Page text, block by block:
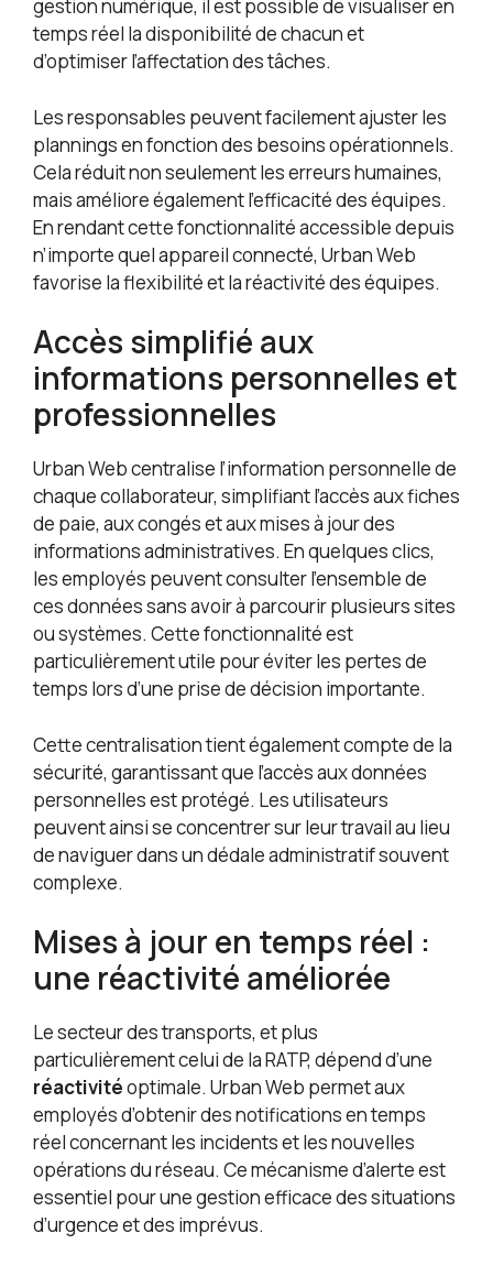
gestion numérique, il est possible de visualiser en
temps réel la disponibilité de chacun et
d’optimiser l’affectation des tâches.
Les responsables peuvent facilement ajuster les
plannings en fonction des besoins opérationnels.
Cela réduit non seulement les erreurs humaines,
mais améliore également l’efficacité des équipes.
En rendant cette fonctionnalité accessible depuis
n’importe quel appareil connecté, Urban Web
favorise la flexibilité et la réactivité des équipes.
Accès simplifié aux
informations personnelles et
professionnelles
Urban Web centralise l’information personnelle de
chaque collaborateur, simplifiant l’accès aux fiches
de paie, aux congés et aux mises à jour des
informations administratives. En quelques clics,
les employés peuvent consulter l’ensemble de
ces données sans avoir à parcourir plusieurs sites
ou systèmes. Cette fonctionnalité est
particulièrement utile pour éviter les pertes de
temps lors d’une prise de décision importante.
Cette centralisation tient également compte de la
sécurité, garantissant que l’accès aux données
personnelles est protégé. Les utilisateurs
peuvent ainsi se concentrer sur leur travail au lieu
de naviguer dans un dédale administratif souvent
complexe.
Mises à jour en temps réel :
une réactivité améliorée
Le secteur des transports, et plus
particulièrement celui de la RATP, dépend d’une
réactivitéoptimale. Urban Web permet aux
employés d’obtenir des notifications en temps
réel concernant les incidents et les nouvelles
opérations du réseau. Ce mécanisme d’alerte est
essentiel pour une gestion efficace des situations
d’urgence et des imprévus.